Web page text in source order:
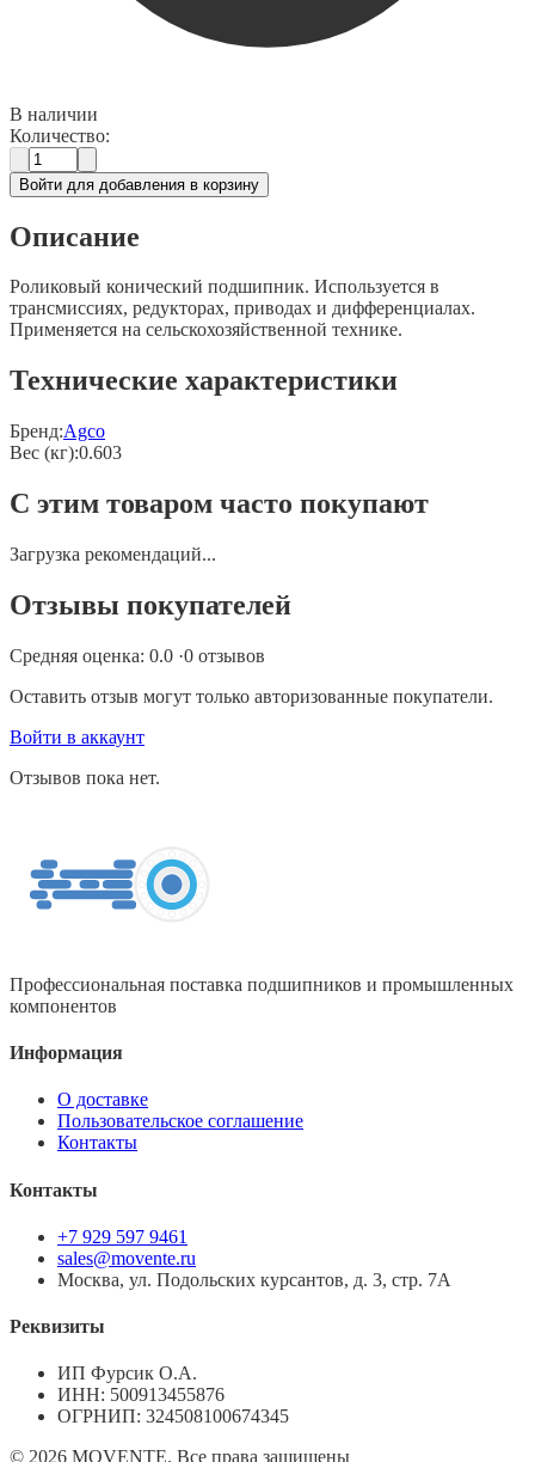
В наличии
Количество:
Войти для добавления в корзину
Описание
Роликовый конический подшипник. Используется в
трансмиссиях, редукторах, приводах и дифференциалах.
Применяется на сельскохозяйственной технике.
Технические характеристики
Бренд:Agco
Вес (кг):0.603
С этим товаром часто покупают
Загрузка рекомендаций...
Отзывы покупателей
Средняя оценка: 0.0 ·0 отзывов
Оставить отзыв могут только авторизованные покупатели.
Войти в аккаунт
Отзывов пока нет.
Профессиональная поставка подшипников и промышленных
компонентов
Информация
О доставке
Пользовательское соглашение
Контакты
Контакты
+7 929 597 9461
sales@movente.ru
Москва, ул. Подольских курсантов, д. 3, стр. 7А
Реквизиты
ИП Фурсик О.А.
ИНН: 500913455876
ОГРНИП: 324508100674345
© 2026 MOVENTE. Все права защищены